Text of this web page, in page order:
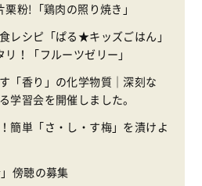
粉!「鶏肉の照り焼き」
レシピ「ぱる★キッズごはん」
！「フルーツゼリー」
「香り」の化学物質｜深刻な
学習会を開催しました。
簡単「さ・し・す梅」を漬けよ
傍聴の募集